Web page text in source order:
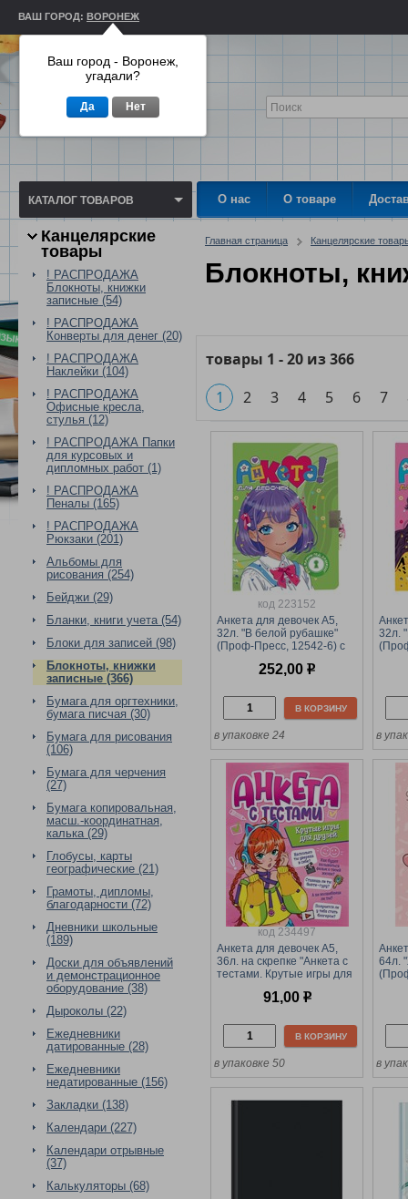
ВАШ ГОРОД: ВОРОНЕЖ
КАТАЛОГ ТОВАРОВ О нас О товаре
Канцелярские
товары
! РАСПРОДАЖА
Блокноты, книжки
записные (54)
! РАСПРОДАЖА
Конверты для денег (20)
! РАСПРОДАЖА
Наклейки (104)
! РАСПРОДАЖА
Офисные кресла,
стулья (12)
! РАСПРОДАЖА Папки
для курсовых и
дипломных работ (1)
! РАСПРОДАЖА
Пеналы (165)
! РАСПРОДАЖА
Рюкзаки (201)
Альбомы для
рисования (254)
Бейджи (29)
Бланки, книги учета (54)
Блоки для записей (98)
Блокноты, книжки
записные (366)
Бумага для оргтехники,
бумага писчая (30)
Бумага для рисования
(106)
Бумага для черчения
(27)
Бумага копировальная,
масш.-координатная,
калька (29)
Глобусы, карты
географические (21)
Грамоты, дипломы,
благодарности (72)
Дневники школьные
(189)
Доски для объявлений
и демонстрационное
оборудование (38)
Дыроколы (22)
Ежедневники
датированные (28)
Ежедневники
недатированные (156)
Закладки (138)
Календари (227)
Календари отрывные
(37)
Калькуляторы (68)
Главная страница Канцелярские
Блокноты,
товары 1 -20 из366
1
2 3 4 5 6 7
код 223152
Анкета для девочек А5,
32л. "В белой рубашке"
(Проф-Пресс, 12542-6) с
252,00 р
В КОРЗИНУ
в упаковке 24
32л.
в
код 234497
Анкета для девочек А5,
36л. на скрепке "Анкета с
тестами. Крутые игры для
21513-4) карт. обл.,
91,00 р
В КОРЗИНУ
в упаковке 50
64л.
в
Ваш город - Воронеж,
угадали?
Да Нет